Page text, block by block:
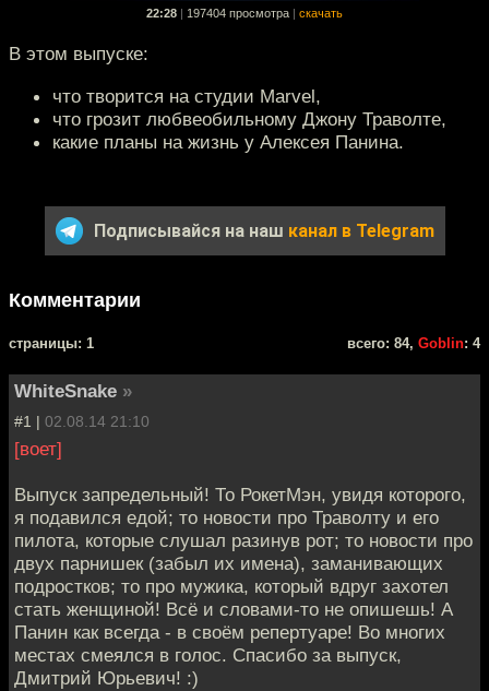
22:28 197404 просмотра скачать
В этом выпуске:
что творится на студии Marvel,
что грозит любвеобильному Джону Траволте,
какие планы на жизнь у Алексея Панина.
Подписывайся на наш канал в Telegram
Комментарии
cтраницы: 1 всего: 84, Goblin: 4
WhiteSnake »
#1 | 02.08.14 21:10
[воет]
Выпуск запредельный! То РокетМэн, увидя которого,
я подавился едой; то новости про Траволту и его
пилота, которые слушал разинув рот; то новости про
двух парнишек (забыл их имена), заманивающих
подростков; то про мужика, который вдруг захотел
стать женщиной! Всё и словами-то не опишешь! А
Панин как всегда - в своём репертуаре! Во многих
местах смеялся в голос. Спасибо за выпуск,
Дмитрий Юрьевич! :)